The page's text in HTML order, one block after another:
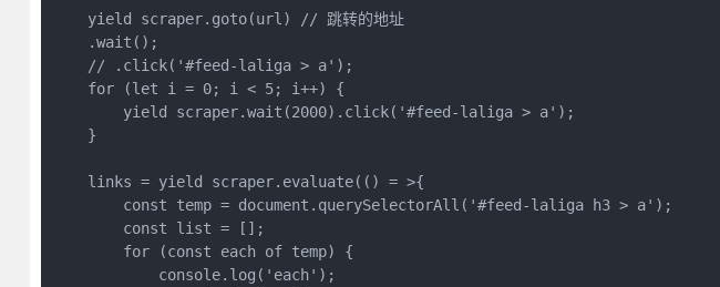
    yield scraper.goto(url) // 跳转的地址
    .wait();
    // .click('#feed-laliga > a');
    for (let i = 0; i < 5; i++) {
        yield scraper.wait(2000).click('#feed-laliga > a');
    }
    links = yield scraper.evaluate(() = >{
        const temp = document.querySelectorAll('#feed-laliga h3 > a');
        const list = [];
        for (const each of temp) {
            console.log('each');